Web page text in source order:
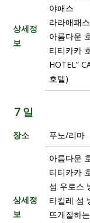
상세정
보
야패스
라라애패
아름다운
티티카카
HOTEL”
호텔)
7 일
장소 푸노/리마
상세정
보
아름다운
티티카카
섬 우로스
타킬레 섬
뜨개질하